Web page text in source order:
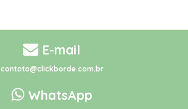
E-mail
contato@clickborde.com.br
WhatsApp